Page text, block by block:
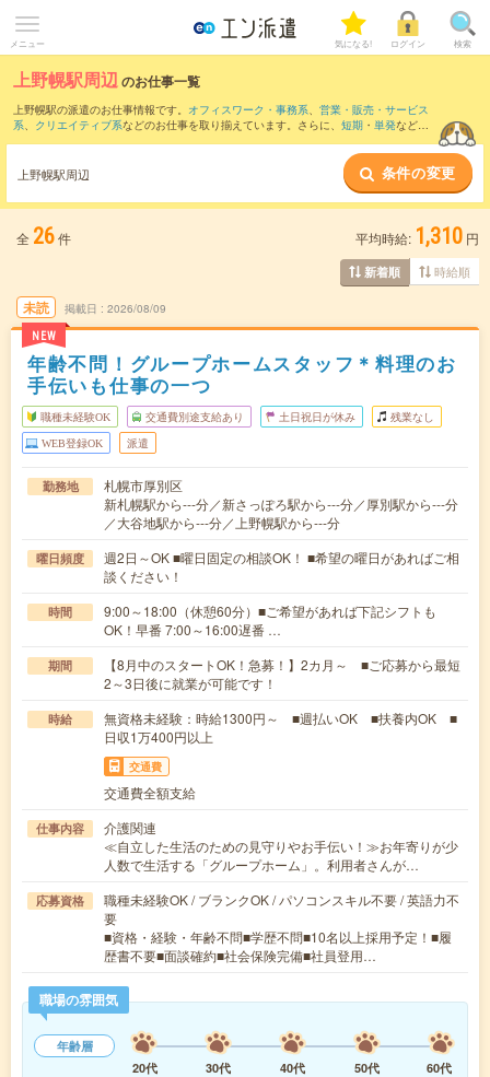
メニュー 気になる! ログイン 検索
上野幌駅周辺のお仕事一覧
上野幌駅の派遣のお仕事情報です。 オフィスワーク・事務系、 営業・販売・サービス
系、 クリエイティブ系などのお仕事を取り揃えています。さらに、 短期 ・ 単発などの
また、福住駅・ 新さっぽろ駅など近
隣駅のお仕事もご確認いただけます。
上野幌駅周辺 条件の変更
全 26件 平均時給: 1,310 円
新着順 時給順
未読
NEW
掲載日 2026/08/09
年齢不問！グループホームスタッフ＊料理のお
手伝いも仕事の一つ
職種未経験OK 交通費別途支給あり 土日祝日が休み 残業なし
WEB登録OK 派遣
勤務地
札幌市厚別区
新札幌駅から---分／新さっぽろ駅から---分／厚別駅から---分
／大谷地駅から---分／上野幌駅から---分
曜日頻度
週2日～OK ■曜日固定の相談OK！ ■希望の曜日があればご相
談ください！
時間
9:00～18:00（休憩60分）■ご希望があれば下記シフトも
OK！早番 7:00～16:00遅番 …
期間
【8月中のスタートOK！急募！】2カ月～ ■ご応募から最短
2～3日後に就業が可能です！
時給
無資格未経験：時給1300円～ ■週払いOK ■扶養内OK ■
日収1万400円以上
交通費
交通費全額支給
仕事内容
介護関連
≪自立した生活のための見守りやお手伝い！≫お年寄りが少
人数で生活する「グループホーム」。利用者さんが…
応募資格
職種未経験OK / ブランクOK / パソコンスキル不要 / 英語力不
要
■資格・経験・年齢不問■学歴不問■10名以上採用予定！■履
歴書不要■面談確約■社会保険完備■社員登用…
職場の雰囲気
年齢層
20代
30代 40代 50代
60代